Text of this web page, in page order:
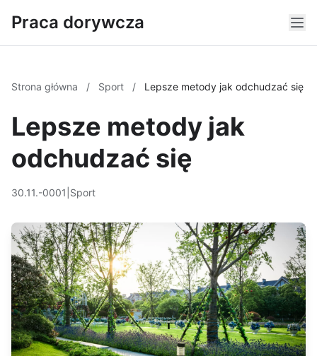
Praca dorywcza
Strona główna / Sport / Lepsze metody jak odchudzać się
Lepsze metody jak
odchudzać się
30.11.-0001 Sport